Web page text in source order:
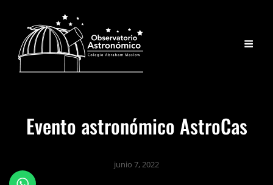
Evento astronómico AstroCas
junio 7, 2022